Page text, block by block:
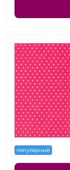
популярный